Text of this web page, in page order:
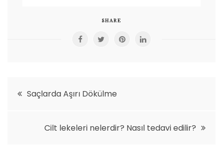
SHARE
YazıSaçlarda Aşırı Dökülme
Cilt lekeleri nelerdir? Nasıl tedavi edilir?